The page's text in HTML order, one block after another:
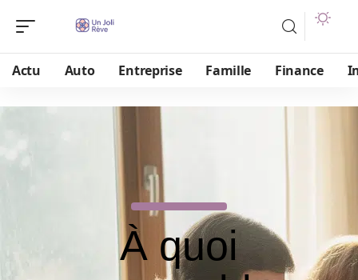
Actu Auto Entreprise Famille Finance
À quoi